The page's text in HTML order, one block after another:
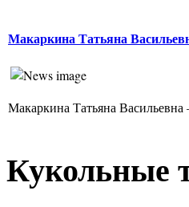
Макаркина Татьяна
Макаркина Татьяна
Кукольные